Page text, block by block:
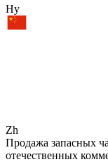
Hy
Zh
Продажа запасных
отечественных